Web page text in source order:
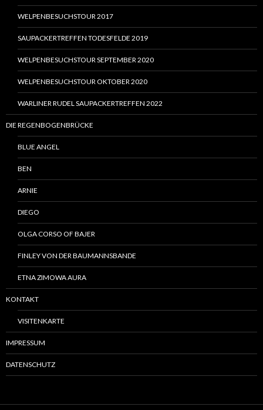
WELPENBESUCHSTOUR 2017
SAUPACKERTREFFEN TODESFELDE 2019
WELPENBESUCHSTOUR SEPTEMBER 2020
WELPENBESUCHSTOUR OKTOBER 2020
WARLINER RUDEL SAUPACKERTREFFEN 2022
DIE REGENBOGENBRÜCKE
BLUE ANGEL
BEN
ARNIE
DIEGO
OLGA CORSO OF BAJER
FINLEY VON DER BAUMANNSBANDE
ETNA ZIMOWA AURA
KONTAKT
VISITENKARTE
IMPRESSUM
DATENSCHUTZ